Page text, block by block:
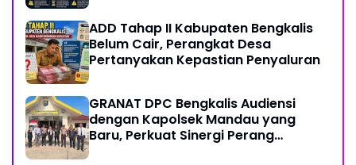
Transfusi Darah
ADD Tahap II Kabupaten Bengkalis
Belum Cair, Perangkat Desa
Pertanyakan Kepastian Penyaluran
GRANAT DPC Bengkalis Audiensi
dengan Kapolsek Mandau yang
Baru, Perkuat Sinergi Perang